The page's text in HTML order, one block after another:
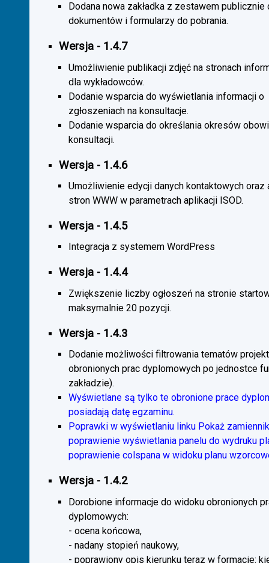
Dodana nowa zakładka z zestawem publicznie
dokumentów i formularzy do pobrania.
Wersja - 1.4.7
Umożliwienie publikacji zdjęć na stronach
dla wykładowców.
Dodanie wsparcia do wyświetlania informacji o
zgłoszeniach na konsultacje.
Dodanie wsparcia do określania okresów
konsultacji.
Wersja - 1.4.6
Umożliwienie edycji danych kontaktowych oraz
stron WWW w parametrach aplikacji ISOD.
Wersja - 1.4.5
Integracja z systemem WordPress
Wersja - 1.4.4
Zwiększenie liczby ogłoszeń na stronie
maksymalnie 20 pozycji.
Wersja - 1.4.3
Dodanie możliwości filtrowania tematów
obronionych prac dyplomowych po jednostce
zakładzie).
Wyświetlane są tylko te obronione prace
posiadają datę egzaminu.
Poprawki w wyświetlaniu linku Pokaż
poprawienie wyświetlania panelu do wydruku
poprawienie colspana w widoku planu
Wersja - 1.4.2
Dorobione informacje do widoku obronionych
dyplomowych:
- ocena końcowa,
- nadany stopień naukowy,
- poprawiony opis kierunku teraz w formacie: